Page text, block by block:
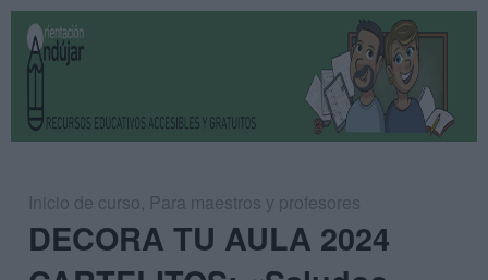
Inicio de curso, Para maestros y profesores
DECORA TU AULA 2024